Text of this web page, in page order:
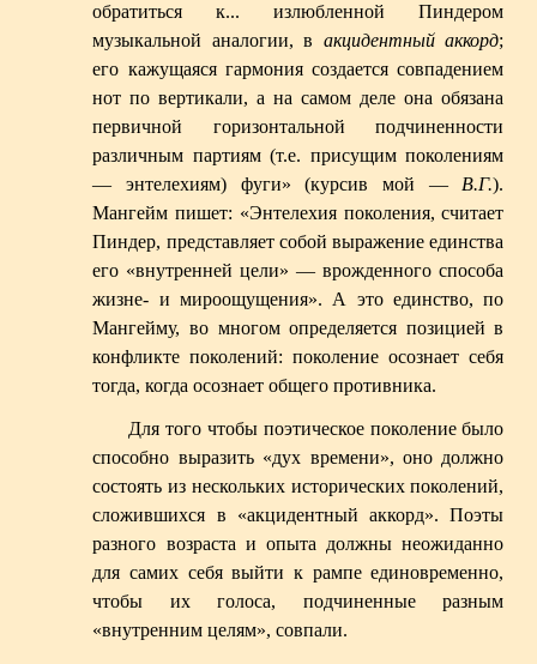
обратиться к... излюбленной Пиндером
музыкальной аналогии, в акцидентный аккорд;
его кажущаяся гармония создается совпадением
нот по вертикали, а на самом деле она обязана
первичной горизонтальной подчиненности
различным партиям (т.е. присущим поколениям
— энтелехиям) фуги» (курсив мой — В.Г.).
Мангейм пишет: «Энтелехия поколения, считает
Пиндер, представляет собой выражение единства
его «внутренней цели» — врожденного способа
жизне- и мироощущения». А это единство, по
Мангейму, во многом определяется позицией в
конфликте поколений: поколение осознает себя
тогда, когда осознает общего противника.
Для того чтобы поэтическое поколение было
способно выразить «дух времени», оно должно
состоять из нескольких исторических поколений,
сложившихся в «акцидентный аккорд». Поэты
разного возраста и опыта должны неожиданно
для самих себя выйти к рампе единовременно,
чтобы их голоса, подчиненные разным
«внутренним целям», совпали.